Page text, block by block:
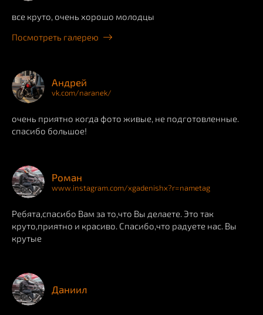
все круто, очень хорошо молодцы
Посмотреть галерею
Андрей
vk.com/naranek/
очень приятно когда фото живые, не подготовленные.
спасибо большое!
Роман
www.instagram.com/xgadenishx?r=nametag
Ребята,спасибо Вам за то,что Вы делаете. Это так
круто,приятно и красиво. Спасибо,что радуете нас. Вы
крутые
Даниил